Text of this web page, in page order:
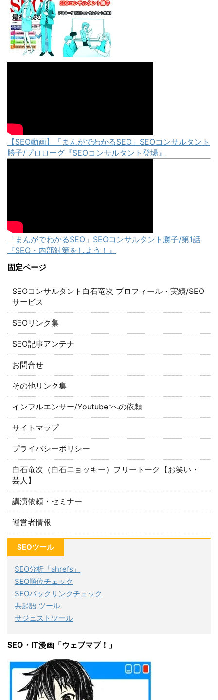
【SEO動画】「まんがでわかるSEO」SEOコンサルタント
勝子/プロローグ『SEOコンサルタント登場』
「まんがでわかるSEO」SEOコンサルタント勝子/第1話
『SEO・内部対策をしよう！』
固定ページ
SEOコンサルタント白石竜次 プロフィール・実績/SEO
サービス
SEOリンク集
SEO記事アンテナ
お問合せ
その他リンク集
インフルエンサー/Youtuberへの依頼
サイトマップ
プライバシーポリシー
白石竜次（白石ニョッキー）フリートーク【お笑い・
芸人】
講演依頼・セミナー
運営者情報
SEOツール
SEO分析「ahrefs」
SEO順位チェック
SEOバックリンクチェック
共起語 ツール
サジェストツール
SEO・IT漫画「ウェブマブ！」